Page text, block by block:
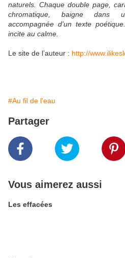
naturels. Chaque double page,
chromatique, baigne dans
accompagnée d’un texte
incite au calme.
Le site de l’auteur : http://
#Au fil de l'eau
Partager
Vous aimerez aussi
Les effacées